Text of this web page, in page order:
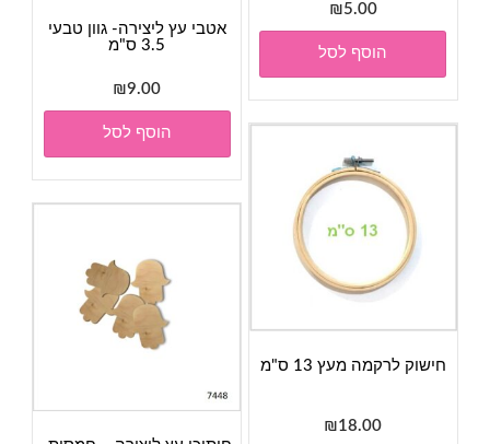
₪5.00
הוסף לסל
אטבי עץ ליצירה- גוון טבעי
3.5 ס"מ
₪9.00
הוסף לסל
חישוק לרקמה מעץ 13 ס"מ
₪18.00